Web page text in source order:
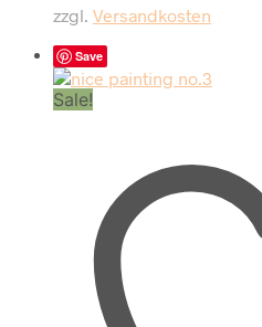
zzgl. Versandkosten
Save
Sale!